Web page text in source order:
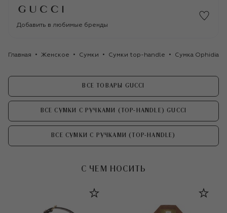
Добавить в любимые бренды
Главная Женское Сумки Сумки top-handle Сумка Ophidia
ВСЕ ТОВАРЫ GUCCI
ВСЕ СУМКИ С РУЧКАМИ (TOP-HANDLE) GUCCI
ВСЕ СУМКИ С РУЧКАМИ (TOP-HANDLE)
С ЧЕМ НОСИТЬ